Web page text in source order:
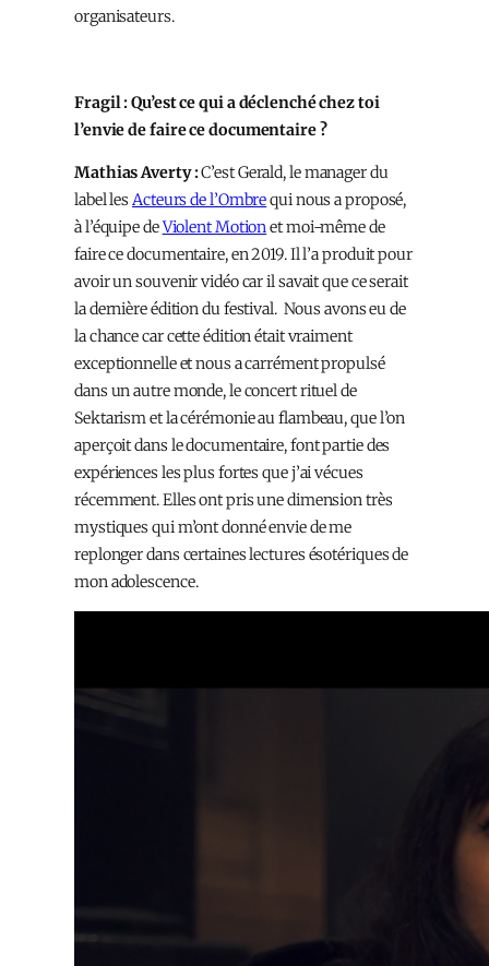
organisateurs.
Fragil : Qu’est ce qui a déclenché chez toi
l’envie de faire ce documentaire ?
Mathias Averty :C’est Gerald, le manager du
label lesActeurs de l’Ombrequi nous a proposé,
à l’équipe deViolent Motionet moi-même de
faire ce documentaire, en 2019. Il l’a produit pour
avoir un souvenir vidéo car il savait que ce serait
la dernière édition du festival. Nous avons eu de
la chance car cette édition était vraiment
exceptionnelle et nous a carrément propulsé
dans un autre monde, le concert rituel de
Sektarism et la cérémonie au flambeau, que l’on
aperçoit dans le documentaire, font partie des
expériences les plus fortes que j’ai vécues
récemment. Elles ont pris une dimension très
mystiques qui m’ont donné envie de me
replonger dans certaines lectures ésotériques de
mon adolescence.